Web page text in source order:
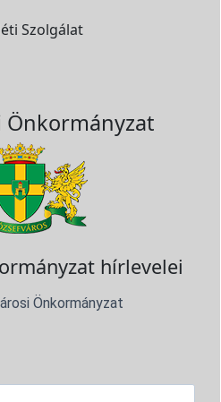
Szolgálat
Önkormányzat
hírlevelei
Önkormányzat